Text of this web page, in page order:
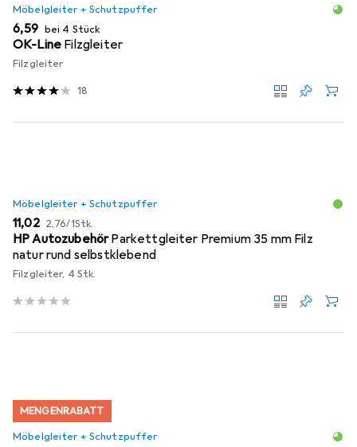
Möbelgleiter + Schutzpuffer
EUR
6,59 bei 4 Stück
OK-Line Filzgleiter
Filzgleiter
18
Möbelgleiter + Schutzpuffer
EUR
11,02 EUR
2,76/1Stk.
HP AutozubehörParkettgleiter Premium 35 mm Filz
natur rund selbstklebend
Filzgleiter, 4 Stk.
MENGENRABATT
Möbelgleiter + Schutzpuffer